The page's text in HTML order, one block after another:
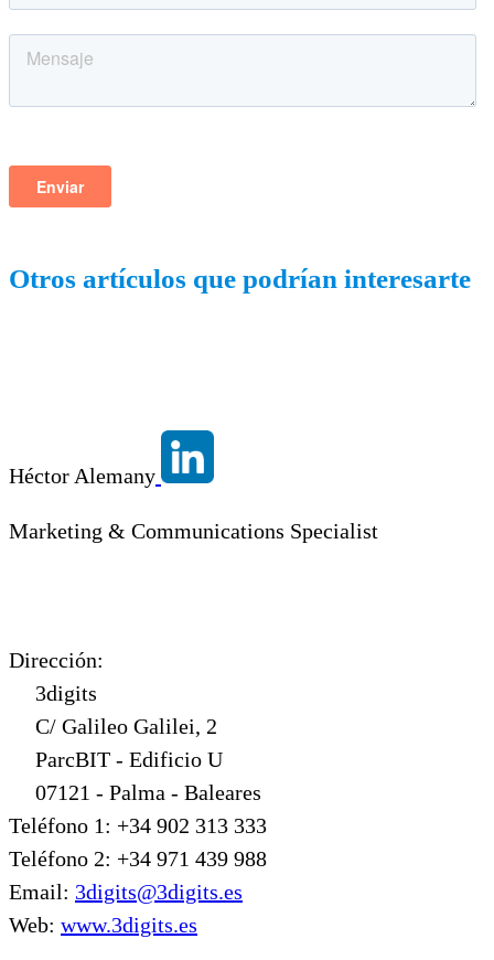
Otros artículos que podrían interesarte
Héctor Alemany
Marketing & Communications Specialist
Dirección:
3digits
C/ Galileo Galilei, 2
ParcBIT - Edificio U
07121 - Palma - Baleares
Teléfono 1: +34 902 313 333
Teléfono 2: +34 971 439 988
Email: 3digits@3digits.es
Web: www.3digits.es